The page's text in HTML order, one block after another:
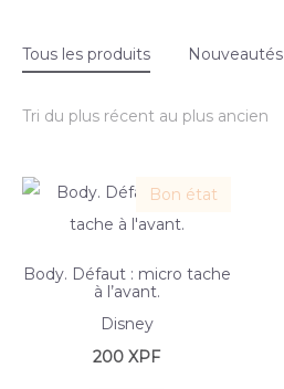
Tous les produits Nouveautés
Bon état
Body. Défaut : micro tache
à l’avant.
Disney
200 XPF